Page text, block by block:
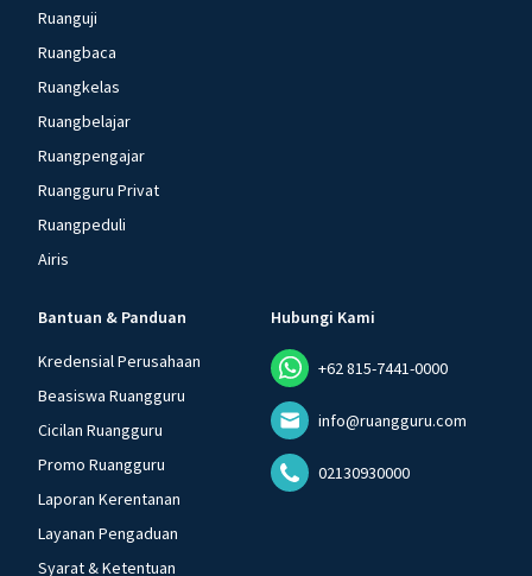
Ruanguji
Ruangbaca
Ruangkelas
Ruangbelajar
Ruangpengajar
Ruangguru Privat
Ruangpeduli
Airis
Bantuan & Panduan
Kredensial Perusahaan
Beasiswa Ruangguru
Cicilan Ruangguru
Promo Ruangguru
Laporan Kerentanan
Layanan Pengaduan
Syarat & Ketentuan
Hubungi Kami
+62 815-7441-0000
info@ruangguru.com
02130930000